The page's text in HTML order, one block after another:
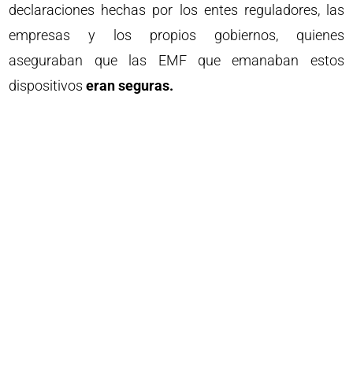
declaraciones hechas por los entes reguladores, las
empresas y los propios gobiernos, quienes
aseguraban que las EMF que emanaban estos
dispositivoseran seguras.